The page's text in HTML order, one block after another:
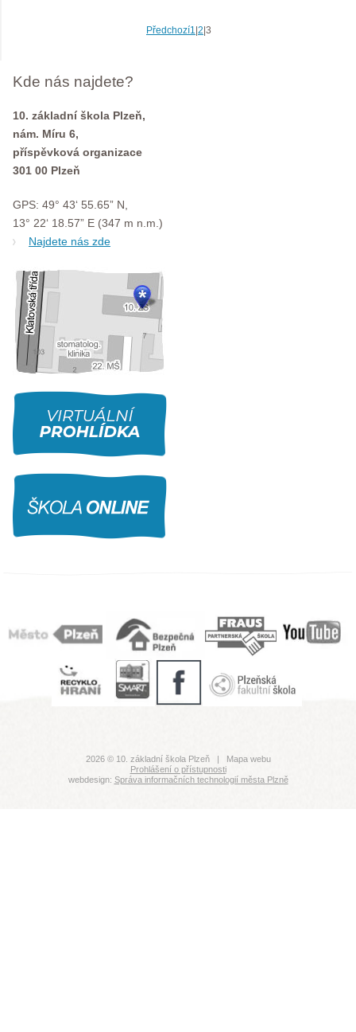
Předchozí1 2 3
Kde nás najdete?
10. základní škola Plzeň,
nám. Míru 6,
příspěvková organizace
301 00 Plzeň
GPS: 49° 43‘ 55.65” N,
13° 22‘ 18.57” E (347 m n.m.)
Najdete nás zde
2026 © 10. základní škola Plzeň |
Mapa webu
Prohlášení o přístupnosti
webdesign: Správa informačních technologií města Plzně